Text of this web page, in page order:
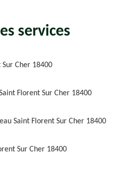
services
Cher 18400
Florent Sur Cher 18400
Saint Florent Sur Cher 18400
Sur Cher 18400